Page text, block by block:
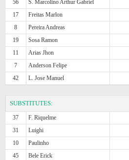
56
S. Marcolino Arthur Gabriel
17
Freitas Marlon
8
Pereira Andreas
19
Sosa Ramon
11
Arias Jhon
7
Anderson Felipe
42
L. Jose Manuel
SUBSTITUTES:
37 F. Riquelme
31
Luighi
10
Paulinho
45
Bele Erick